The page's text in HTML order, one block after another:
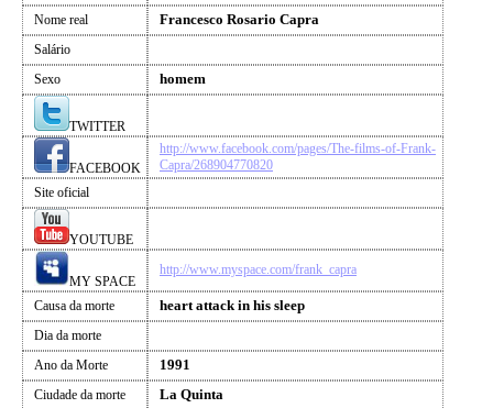
Nome real Francesco Rosario Capra
Salário
Sexo
homem
TWITTER
FACEBOOK
http://www.facebook.com/pages/The-films-of-Frank-
Capra/268904770820
Site oficial
YOUTUBE
MY SPACE
http://www.myspace.com/frank_capra
Causa da morte heart attack in his sleep
Dia da morte
Ano da Morte
1991
Ciudade da morte La Quinta